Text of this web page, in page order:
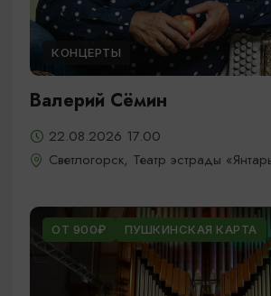
КОНЦЕРТЫ
Валерий Сёмин
22.08.2026 17.00
Светлогорск, Театр эстрады
ОТ 900₽ ПУШКИНСКАЯ КАРТА